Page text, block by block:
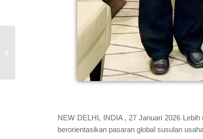
NEW DELHI, INDIA , 27 Januari 2026
berorientasikan pasaran global susulan